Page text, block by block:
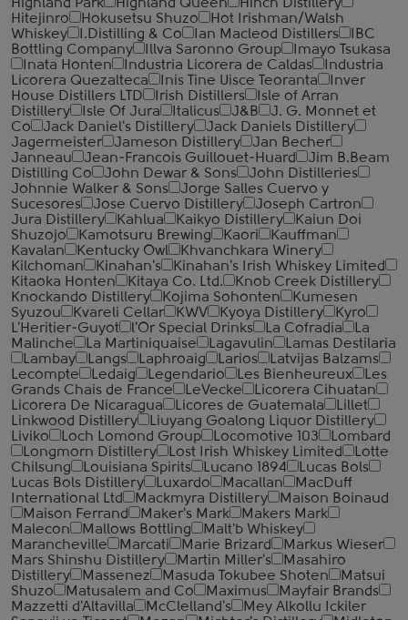
Highland Park
Highland Queen
Hinch Distillery
Hitejinro
Hokusetsu Shuzo
Hot Irishman/Walsh
Whiskey
I.Distilling & Co Ian Macleod Distillers
IBC
Bottling Company
Illva Saronno Group
Imayo Tsukasa
Inata Honten
Industria Licorera de Caldas
Industria
Licorera Quezalteca
Inis Tine Uisce Teoranta
Inver
House Distillers LTD
Irish Distillers
Isle of Arran
Distillery
Isle Of Jura Italicus J&B
J. G. Monnet et
Co
Jack Daniel's Distillery
Jack Daniels Distillery
Jagermeister
Jameson Distillery
Jan Becher
Janneau
Jean-Francois Guillouet-Huard
Jim B.Beam
Distilling Co
John Dewar & Sons
John Distilleries
Johnnie Walker & Sons
Jorge Salles Cuervo y
Sucesores
Jose Cuervo Distillery
Joseph Cartron
Jura Distillery
Kahlua Kaikyo Distillery
Kaiun Doi
Shuzojo
Kamotsuru Brewing Kaori
Kauffman
Kavalan
Kentucky Owl
Khvanchkara Winery
Kilchoman
Kinahan's
Kinahan's Irish Whiskey Limited
Kitaoka Honten
Kitaya Co. Ltd.
Knob Creek Distillery
Knockando Distillery
Kojima Sohonten
Kumesen
Syuzou
Kvareli Cellar KWV Kyoya Distillery
Kyro
L'Heritier-Guyot
l'Or Special Drinks La Cofradia
La
Malinche
La Martiniquaise Lagavulin
Lamas Destilaria
Lambay
Langs Laphroaig Larios
Latvijas Balzams
Lecompte
Ledaig Legendario Les Bienheureux
Les
Grands Chais de France
LeVecke
Licorera Cihuatan
Licorera De Nicaragua
Licores de Guatemala
Lillet
Linkwood Distillery
Liuyang Goalong Liquor Distillery
Liviko
Loch Lomond Group Locomotive 103
Lombard
Longmorn Distillery
Lost Irish Whiskey Limited
Lotte
Chilsung
Louisiana Spirits Lucano 1894
Lucas Bols
Lucas Bols Distillery
Luxardo Macallan
MacDuff
International Ltd
Mackmyra Distillery
Maison Boinaud
Maison Ferrand
Maker's Mark
Makers Mark
Malecon
Mallows Bottling
Malt'b Whiskey
Marancheville
Marcati Marie Brizard
Markus Wieser
Mars Shinshu Distillery
Martin Miller's
Masahiro
Distillery
Massenez Masuda Tokubee Shoten
Matsui
Shuzo
Matusalem and Co Maximus
Mayfair Brands
Mazzetti d'Altavilla
McClelland's
Mey Alkollu Ickiler